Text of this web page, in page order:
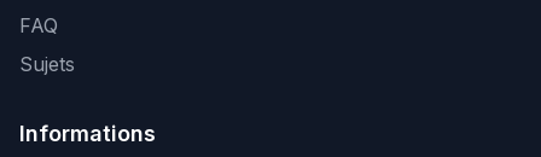
FAQ
Sujets
Informations